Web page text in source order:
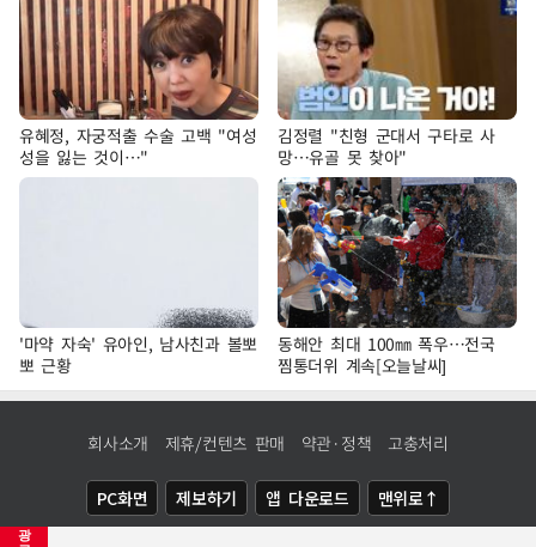
광
유혜정, 자궁적출 수술 고백 "여성
성을 잃는 것이…"
김정렬 "친형 군대서 구타로 사
망…유골 못 찾아"
'마약 자숙' 유아인, 남사친과 볼뽀
뽀 근황
동해안 최대 100㎜ 폭우…전국
찜통더위 계속[오늘날씨]
회사소개 제휴/컨텐츠 판매 약관·정책 고충처리
PC화면 제보하기 앱 다운로드 맨위로↑